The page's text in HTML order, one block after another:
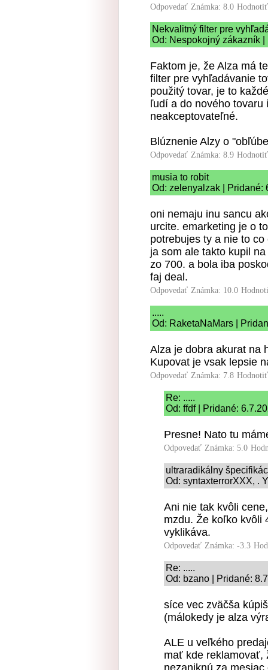
Odpovedať Známka: 8.0
Nekvalitný filter pre
Od: Nespokojný zákazník
Faktom je, že Alza má
filter pre vyhľadávanie
použitý tovar, je to
ľudí a do nového
neakceptovateľné.
Blúznenie Alzy o
Odpovedať Známka: 8.9
musia to robit
Od: zelenyalzak | Pridané:
oni nemaju inu sancu
urcite. emarketing je o
potrebujes ty a nie to co
ja som ale takto kupil
zo 700. a bola iba
faj deal.
Odpovedať Známka: 10.0
.....
Od: RaketaNaMars |
Alza je dobra akurat na
Kupovat je vsak lepsie
Odpovedať Známka: 7.8
Re: .....
Od: ffdf | Pridané:
Presne! Nato tu
Odpovedať Známka: 5.0
ultraradikálny
Od: syntaxterrorXXX, .
Ani nie tak kvôli
mzdu. Že koľko kvôli
vyklikáva.
Odpovedať Známka: -3.3
Re: .....
Od: bzano | Pridané:
síce vec zväčša
(málokedy je alza
ALE u veľkého
mať kde reklamovať,
nezaniknú za mesiac